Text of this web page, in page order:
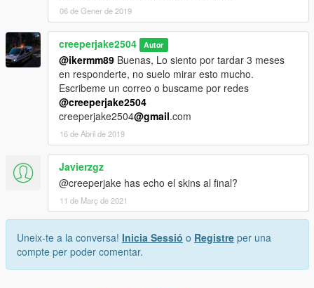
06 de Gener de 2019
creeperjake2504 Autor
@ikermm89 Buenas, Lo siento por tardar 3 meses
en responderte, no suelo mirar esto mucho.
Escribeme un correo o buscame por redes
@creeperjake2504
creeperjake2504@gmail.com
16 de Abril de 2019
Javierzgz
@creeperjake has echo el skins al final?
11 de Març de 2021
Uneix-te a la conversa! Inicia Sessió o Registre per una
compte per poder comentar.